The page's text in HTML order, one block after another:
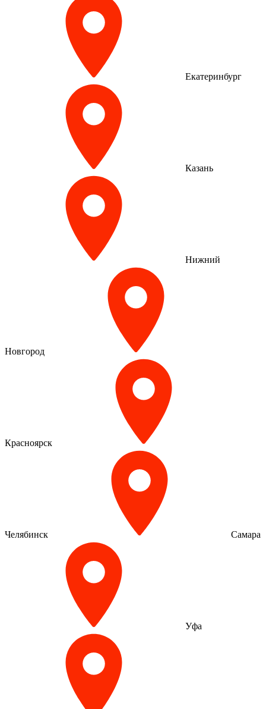
Екатеринбург
Казань
Нижний
Новгород
Красноярск
Челябинск Самара
Уфа